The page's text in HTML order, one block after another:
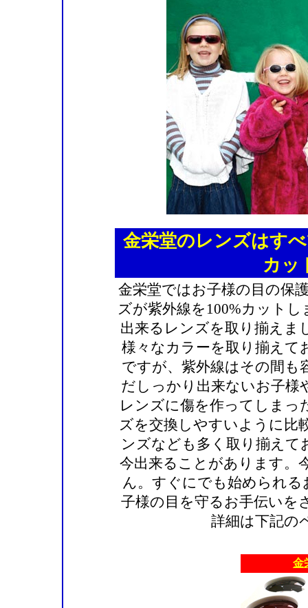
金栄堂のレンズはす
カッ
金栄堂ではお子様の目の保
ズが紫外線を100%カット
出来るレンズを取り揃えま
様々なカラーを取り揃えて
ですが、紫外線はその間も
だしっかり出来ないお子様
レンズに傷を作ってしまっ
ズを交換しやすいように比
ンズなども多く取り揃えて
今出来ることがあります。
ん。すぐにでも始められる
子様の目を守るお手伝いを
詳細は下記の
金